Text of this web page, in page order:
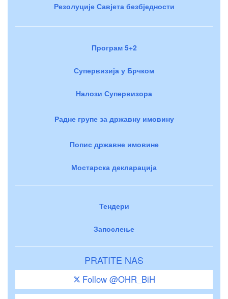
Резолуције Савјета безбједности
Програм 5+2
Супервизија у Брчком
Налози Супервизора
Радне групе за државну имовину
Попис државне имовине
Мостарска декларација
Тендери
Запослење
PRATITE NAS
Follow @OHR_BiH